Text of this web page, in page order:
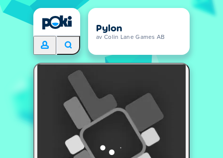
Pylon
av Colin Lane Games AB